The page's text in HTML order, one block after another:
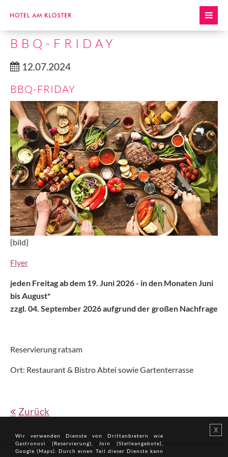
BBQ-FRIDAY
12.07.2024
BBQ-FRIDAY
{bild}
Flyer
jeden Freitag ab dem 19. Juni 2026 - in den Monaten Juni
bis August*
zzgl. 04. September 2026 aufgrund der großen Nachfrage
Reservierung ratsam
Ort: Restaurant & Bistro Abtei sowie Gartenterrasse
Zurück
Wir verwenden Dienste von Drittan­bietern wie
Gastronovi (Reservierung), Join (Stelleangebote),
Google (Maps). Durch einen Teil dieser Dienste kann